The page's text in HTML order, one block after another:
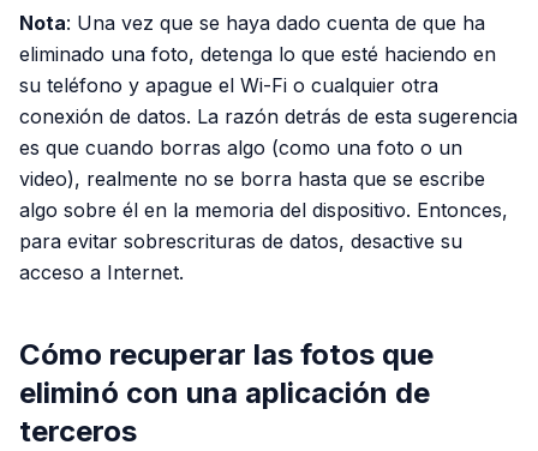
Nota: Una vez que se haya dado cuenta de que ha
eliminado una foto, detenga lo que esté haciendo en
su teléfono y apague el Wi-Fi o cualquier otra
conexión de datos. La razón detrás de esta sugerencia
es que cuando borras algo (como una foto o un
video), realmente no se borra hasta que se escribe
algo sobre él en la memoria del dispositivo. Entonces,
para evitar sobrescrituras de datos, desactive su
acceso a Internet.
Cómo recuperar las fotos que
eliminó con una aplicación de
terceros